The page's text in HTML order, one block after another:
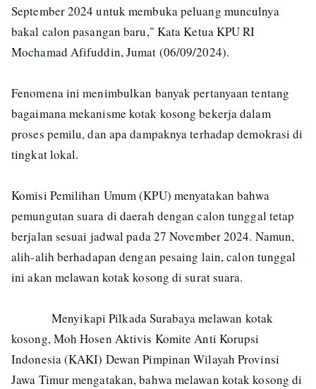
September 2024 untuk membuka peluang munculnya
bakal calon pasangan baru," Kata Ketua KPU RI
Mochamad Afifuddin, Jumat (06/09/2024).
Fenomena ini menimbulkan banyak pertanyaan tentang
bagaimana mekanisme kotak kosong bekerja dalam
proses pemilu, dan apa dampaknya terhadap demokrasi di
tingkat lokal.
Komisi Pemilihan Umum (KPU) menyatakan bahwa
pemungutan suara di daerah dengan calon tunggal tetap
berjalan sesuai jadwal pada 27 November 2024. Namun,
alih-alih berhadapan dengan pesaing lain, calon tunggal
ini akan melawan kotak kosong di surat suara.
Menyikapi Pilkada Surabaya melawan kotak
kosong, Moh Hosen Aktivis Komite Anti Korupsi
Indonesia (KAKI) Dewan Pimpinan Wilayah Provinsi
Jawa Timur mengatakan, bahwa melawan kotak kosong di